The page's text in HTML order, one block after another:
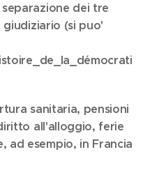
dei tre
(si puo'
sanitaria, pensioni
all'alloggio, ferie
ad esempio, in Francia